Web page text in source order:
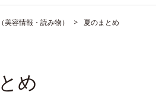
美容情報・読み物） 夏のまとめ
め